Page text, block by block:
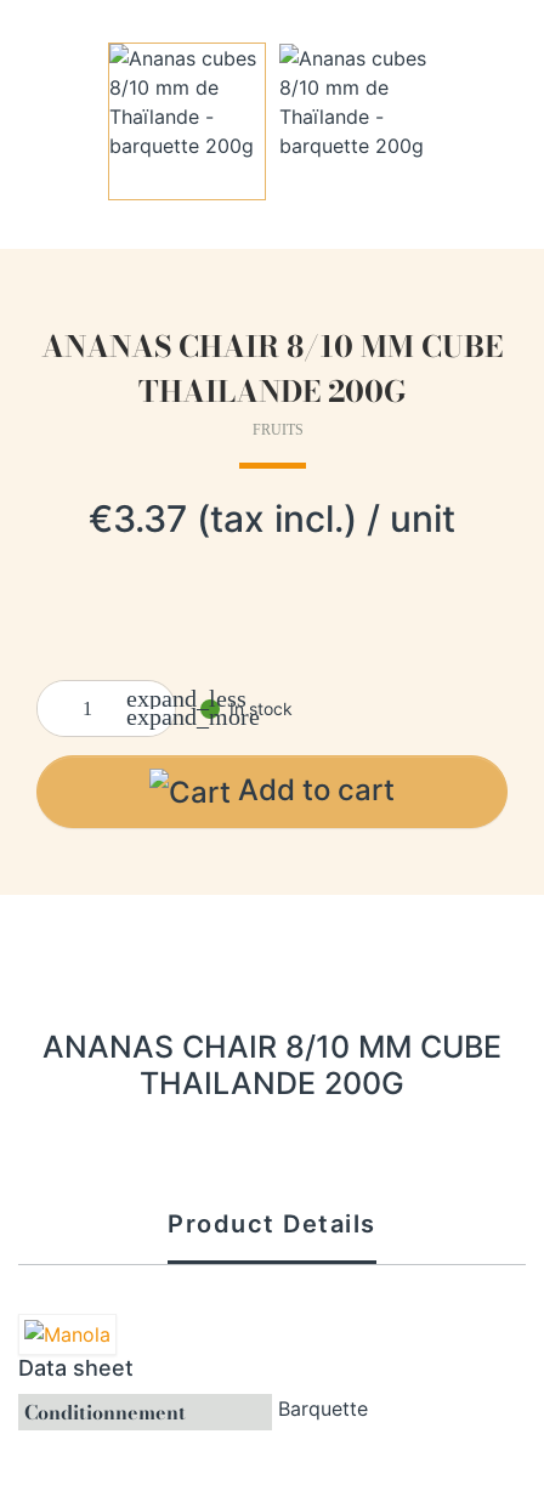
ANANAS CHAIR 8/10 MM CUBE
THAILANDE 200G
FRUITS
€3.37 (tax incl.) / unit
expand_less
expand_moreIn stock
Add to cart
ANANAS CHAIR 8/10 MM CUBE
THAILANDE 200G
Product Details
Data sheet
Conditionnement Barquette